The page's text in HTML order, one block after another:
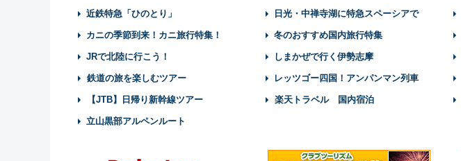
近鉄特急「ひのとり」 日光・中禅寺湖に特急スペーシアで
カニの季節到来！カニ旅行特集！ 冬のおすすめ国内旅行特集
JRで北陸に行こう！ しまかぜで行く伊勢志摩
鉄道の旅を楽しむツアー レッツゴー四国！アンパンマン列車
【JTB】日帰り新幹線ツアー 楽天トラベル 国内宿泊
立山黒部アルペンルート